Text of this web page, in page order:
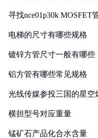
寻找nce01p30k MOSFET
电梯的尺寸有哪些规格
镀锌方管尺寸一般有哪些
铝方管有哪些常见规格
光线传媒参投三国的星空
横担型号对应重量
锰矿石产品化合水含量